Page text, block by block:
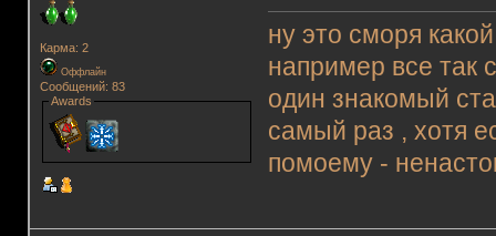
Карма: 2
Оффлайн
Сообщений: 83
Awards
ну это сморя
например все так
один знакомый
самый раз , хотя
помоему -